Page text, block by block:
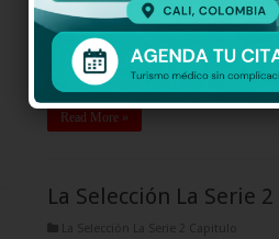
deportistas que gracias a su
lograron convertirse en los
país. Basada en hechos de la vida
nos muestra la vida familiar e íntima
Read More »
La Selección La Serie
La Selección La Serie 2 Capitulo